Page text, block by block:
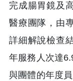
完成腸胃鏡及
醫療團隊，由
詳細解說檢查
年服務人次達
與團體的年度